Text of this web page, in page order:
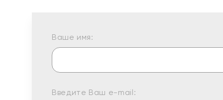
Ваше имя:
Введите Ваш e-mail: